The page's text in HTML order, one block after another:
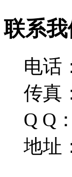
联系我
电话
传真
Q Q
地址